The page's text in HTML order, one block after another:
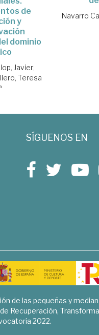
de
y
dominio
Javier;
Teresa
Navarro
SÍGUENOS EN
de las pequeñas y
Recuperación,
2022.